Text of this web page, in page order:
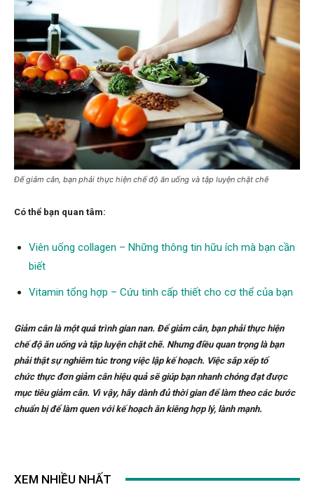
Để giảm cân, bạn phải thực hiện chế độ ăn uống và tập luyện chặt chẽ
Có thể bạn quan tâm:
Viên uống collagen – Những thông tin hữu ích mà bạn cần
biết
Vitamin tổng hợp – Cứu tinh cấp thiết cho cơ thể của bạn
Giảm cân là một quá trình gian nan. Để giảm cân, bạn phải thực hiện
chế độ ăn uống và tập luyện chặt chẽ. Nhưng điều quan trọng là bạn
phải thật sự nghiêm túc trong việc lập kế hoạch. Việc sắp xếp tổ
chức thực đơn giảm cân hiệu quả sẽ giúp bạn nhanh chóng đạt được
mục tiêu giảm cân. Vì vậy, hãy dành đủ thời gian để làm theo các bước
chuẩn bị để làm quen với kế hoạch ăn kiêng hợp lý, lành mạnh.
XEM NHIỀU NHẤT